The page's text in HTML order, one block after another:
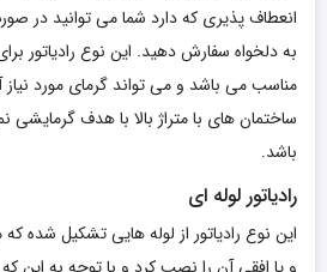
انعطاف پذیری که دارد شما می توانید در
به دلخواه سفارش دهید. این نوع رادیاتور
مناسب می باشد و می تواند گرمای مورد نیاز
ساختمان های با متراژ بالا با هدف گرمایشی
باشد.
رادیاتور لوله ای
این نوع رادیاتور از لوله هایی تشکیل شده